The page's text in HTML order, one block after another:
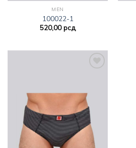
MEN
100022-1
520,00рсд
Dodajte
na listu
želja